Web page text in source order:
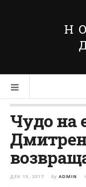
Чудо на
ДЕК 15, 2017 by ADMIN